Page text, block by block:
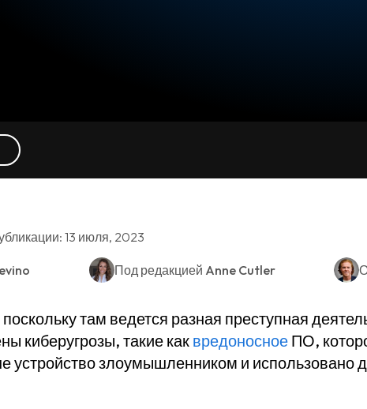
13 июля, 2023
Под редакцией Anne Cutler
там ведется разная преступная
киберугрозы, такие как вредоносное ПО,
устройство злоумышленником и использовано